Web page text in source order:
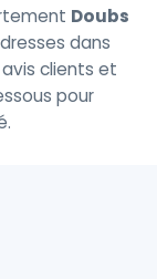
Doubs
dans
clients et
pour